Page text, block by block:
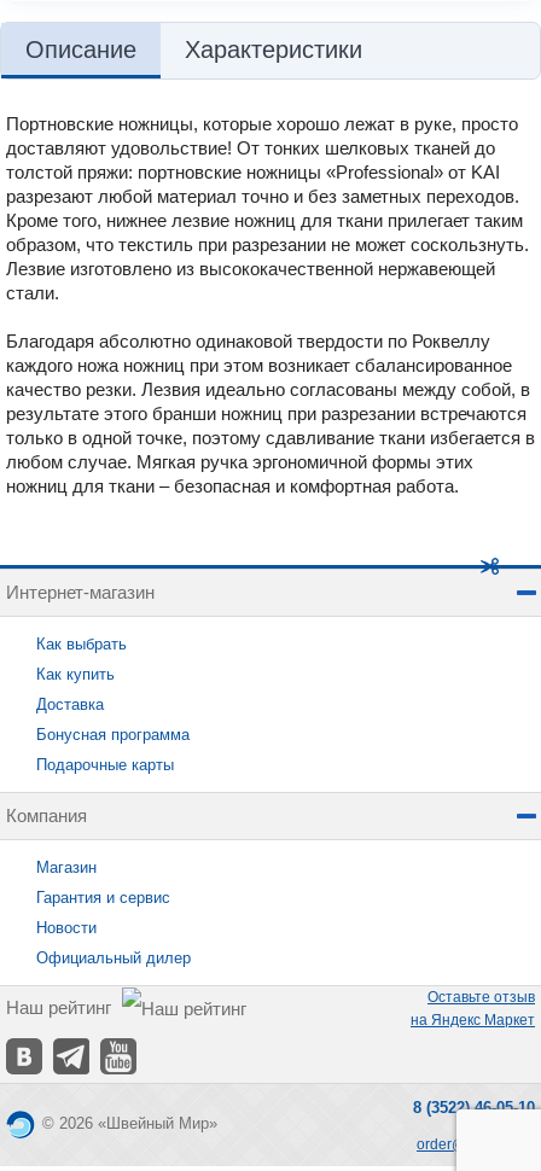
Описание Характеристики
Портновские ножницы, которые хорошо лежат в руке, просто
доставляют удовольствие! От тонких шелковых тканей до
толстой пряжи: портновские ножницы «Professional» от KAI
разрезают любой материал точно и без заметных переходов.
Кроме того, нижнее лезвие ножниц для ткани прилегает таким
образом, что текстиль при разрезании не может соскользнуть.
Лезвие изготовлено из высококачественной нержавеющей
стали.
Благодаря абсолютно одинаковой твердости по Роквеллу
каждого ножа ножниц при этом возникает сбалансированное
качество резки. Лезвия идеально согласованы между собой, в
результате этого бранши ножниц при разрезании встречаются
только в одной точке, поэтому сдавливание ткани избегается в
любом случае. Мягкая ручка эргономичной формы этих
ножниц для ткани – безопасная и комфортная работа.
Интернет-магазин
Как выбрать
Как купить
Доставка
Бонусная программа
Подарочные карты
Компания
Магазин
Гарантия и сервис
Новости
Официальный дилер
Наш рейтинг
Оставьте отзыв
на Яндекс Маркет
© 2026 «Швейный Мир»
8 (3522) 46-05-10
order@seworld.ru